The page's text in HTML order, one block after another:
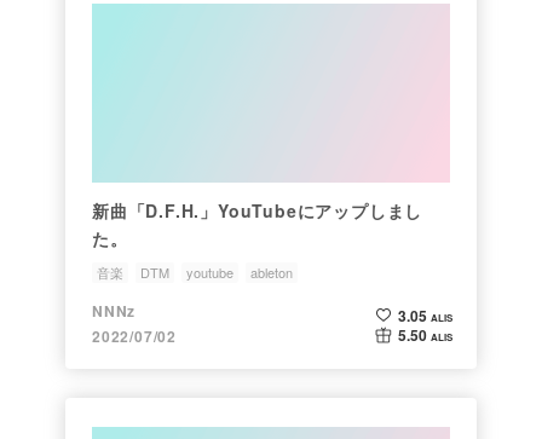
新曲「D.F.H.」YouTubeにアップしまし
た。
音楽 DTM youtube ableton
NNNz
2022/07/02
3.05 ALIS
5.50 ALIS